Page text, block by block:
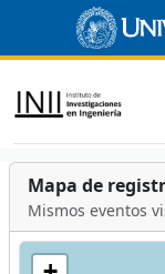
Mapa de
Mismos eventos